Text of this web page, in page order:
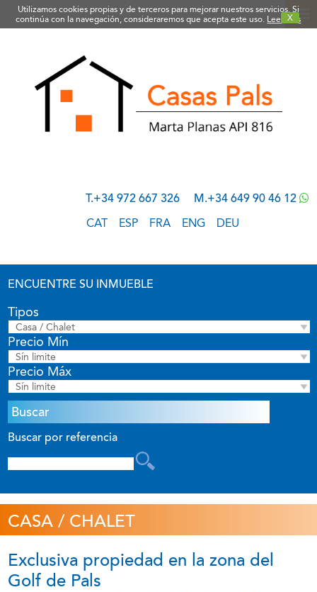
Utilizamos cookies propias y de terceros para mejorar nuestros servicios. Si
continúa con la navegación, consideraremos que acepta este uso.
X
Leer más
M.+34 649 90 46 12
T.+34 972 667 326
CAT ESP FRA ENG DEU
ENCUENTRE SU INMUEBLE
Tipos
Casa / Chalet
Precio Mín
Sín limite
Precio Máx
Sín limite
Buscar por referencia
CASA / CHALET
Exclusiva propiedad en la zona del
Golf de Pals